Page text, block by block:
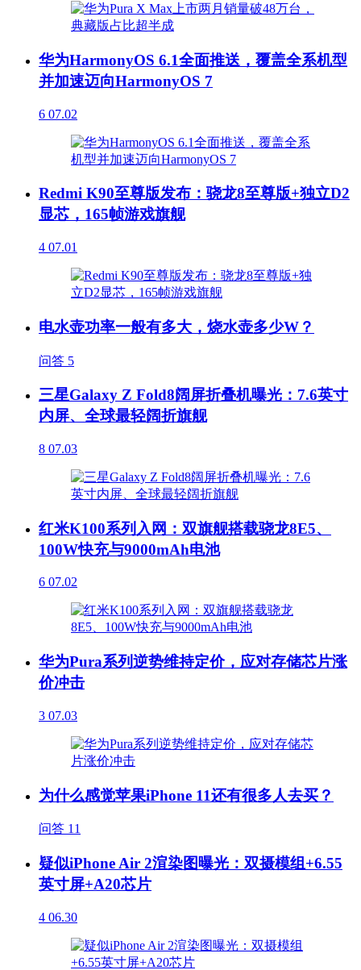
华为HarmonyOS 6.1全面推送，覆盖全系机型
并加速迈向HarmonyOS 7
6 07.02
Redmi K90至尊版发布：骁龙8至尊版+独立D2
显芯，165帧游戏旗舰
4 07.01
电水壶功率一般有多大，烧水壶多少W？
问答 5
三星Galaxy Z Fold8阔屏折叠机曝光：7.6英寸
内屏、全球最轻阔折旗舰
8 07.03
红米K100系列入网：双旗舰搭载骁龙8E5、
100W快充与9000mAh电池
6 07.02
华为Pura系列逆势维持定价，应对存储芯片涨
价冲击
3 07.03
为什么感觉苹果iPhone 11还有很多人去买？
问答 11
疑似iPhone Air 2渲染图曝光：双摄模组+6.55
英寸屏+A20芯片
4 06.30